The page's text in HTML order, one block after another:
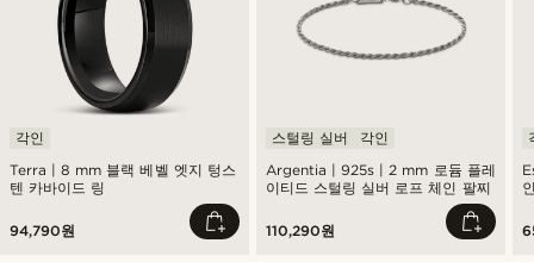
Terra | 8 mm 블랙 베벨 엣지 텅스
텐 카바이드 링
각인
94,790원
Argentia | 925s | 2 mm 로듐 플레
이티드 스털링 실버 로프 체인 팔찌
스털링 실버 각인
110,290원